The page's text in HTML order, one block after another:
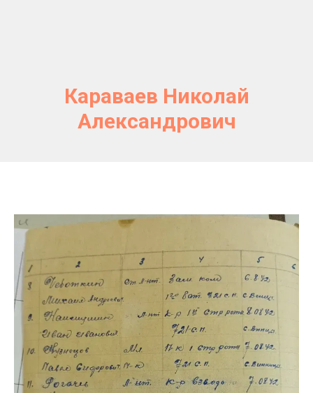
Караваев Николай
Александрович